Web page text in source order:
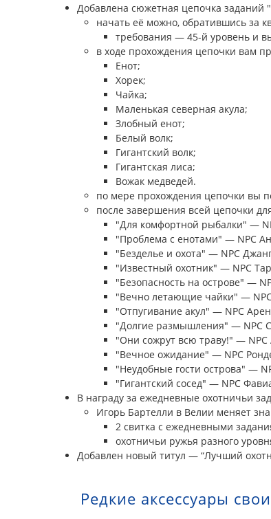
Добавлена сюжетная цепочка заданий
начать её можно, обратившись за
требования — 45-й уровень и
в ходе прохождения цепочки вам
Енот;
Хорек;
Чайка;
Маленькая северная акула;
Злобный енот;
Белый волк;
Гигантский волк;
Гигантская лиса;
Вожак медведей.
по мере прохождения цепочки вы
после завершения всей цепочки
"Для комфортной рыбалки" —
"Проблема с енотами" — NPC
"Безделье и охота" — NPC
"Известный охотник" — NPC
"Безопасность на острове" —
"Вечно летающие чайки" —
"Отпугивание акул" — NPC
"Долгие размышления" — NPC
"Они сожрут всю траву!" — NPC
"Вечное ожидание" — NPC
"Неудобные гости острова" —
"Гигантский сосед" — NPC
В награду за ежедневные охотничьи
Игорь Бартелли в Велии меняет
2 свитка с ежедневными
охотничьи ружья разного
Добавлен новый титул — “Лучший
Редкие аксессуары